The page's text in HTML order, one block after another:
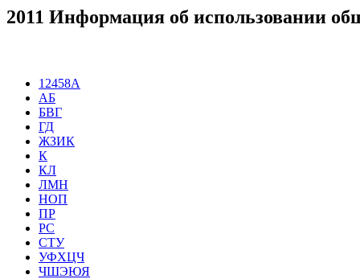
2011 Информация об использовании
12458А
АБ
БВГ
ГД
ЖЗИК
К
КЛ
ЛМН
НОП
ПР
РС
СТУ
УФХЦЧ
ЧШЭЮЯ